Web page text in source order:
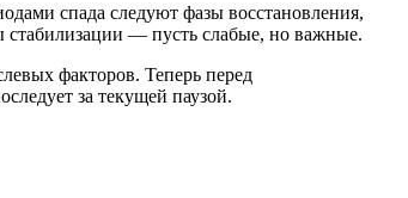
спада следуют фазы восстановления,
стабилизации — пусть слабые, но важные.
факторов. Теперь перед
за текущей паузой.